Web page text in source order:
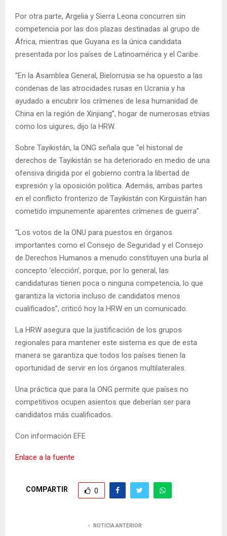
Por otra parte, Argelia y Sierra Leona concurren sin
competencia por las dos plazas destinadas al grupo de
África, mientras que Guyana es la única candidata
presentada por los países de Latinoamérica y el Caribe.
“En la Asamblea General, Bielorrusia se ha opuesto a las
condenas de las atrocidades rusas en Ucrania y ha
ayudado a encubrir los crímenes de lesa humanidad de
China en la región de Xinjiang”, hogar de numerosas etnias
como los uigures, dijo la HRW.
Sobre Tayikistán, la ONG señala que “el historial de
derechos de Tayikistán se ha deteriorado en medio de una
ofensiva dirigida por el gobierno contra la libertad de
expresión y la oposición política. Además, ambas partes
en el conflicto fronterizo de Tayikistán con Kirguistán han
cometido impunemente aparentes crímenes de guerra”.
“Los votos de la ONU para puestos en órganos
importantes como el Consejo de Seguridad y el Consejo
de Derechos Humanos a menudo constituyen una burla al
concepto ‘elección’, porque, por lo general, las
candidaturas tienen poca o ninguna competencia, lo que
garantiza la victoria incluso de candidatos menos
cualificados”, criticó hoy la HRW en un comunicado.
La HRW asegura que la justificación de los grupos
regionales para mantener este sistema es que de esta
manera se garantiza que todos los países tienen la
oportunidad de servir en los órganos multilaterales.
Una práctica que para la ONG permite que países no
competitivos ocupen asientos que deberían ser para
candidatos más cualificados.
Con información EFE
Enlace a la fuente
COMPARTIR 0
NOTICIA ANTERIOR